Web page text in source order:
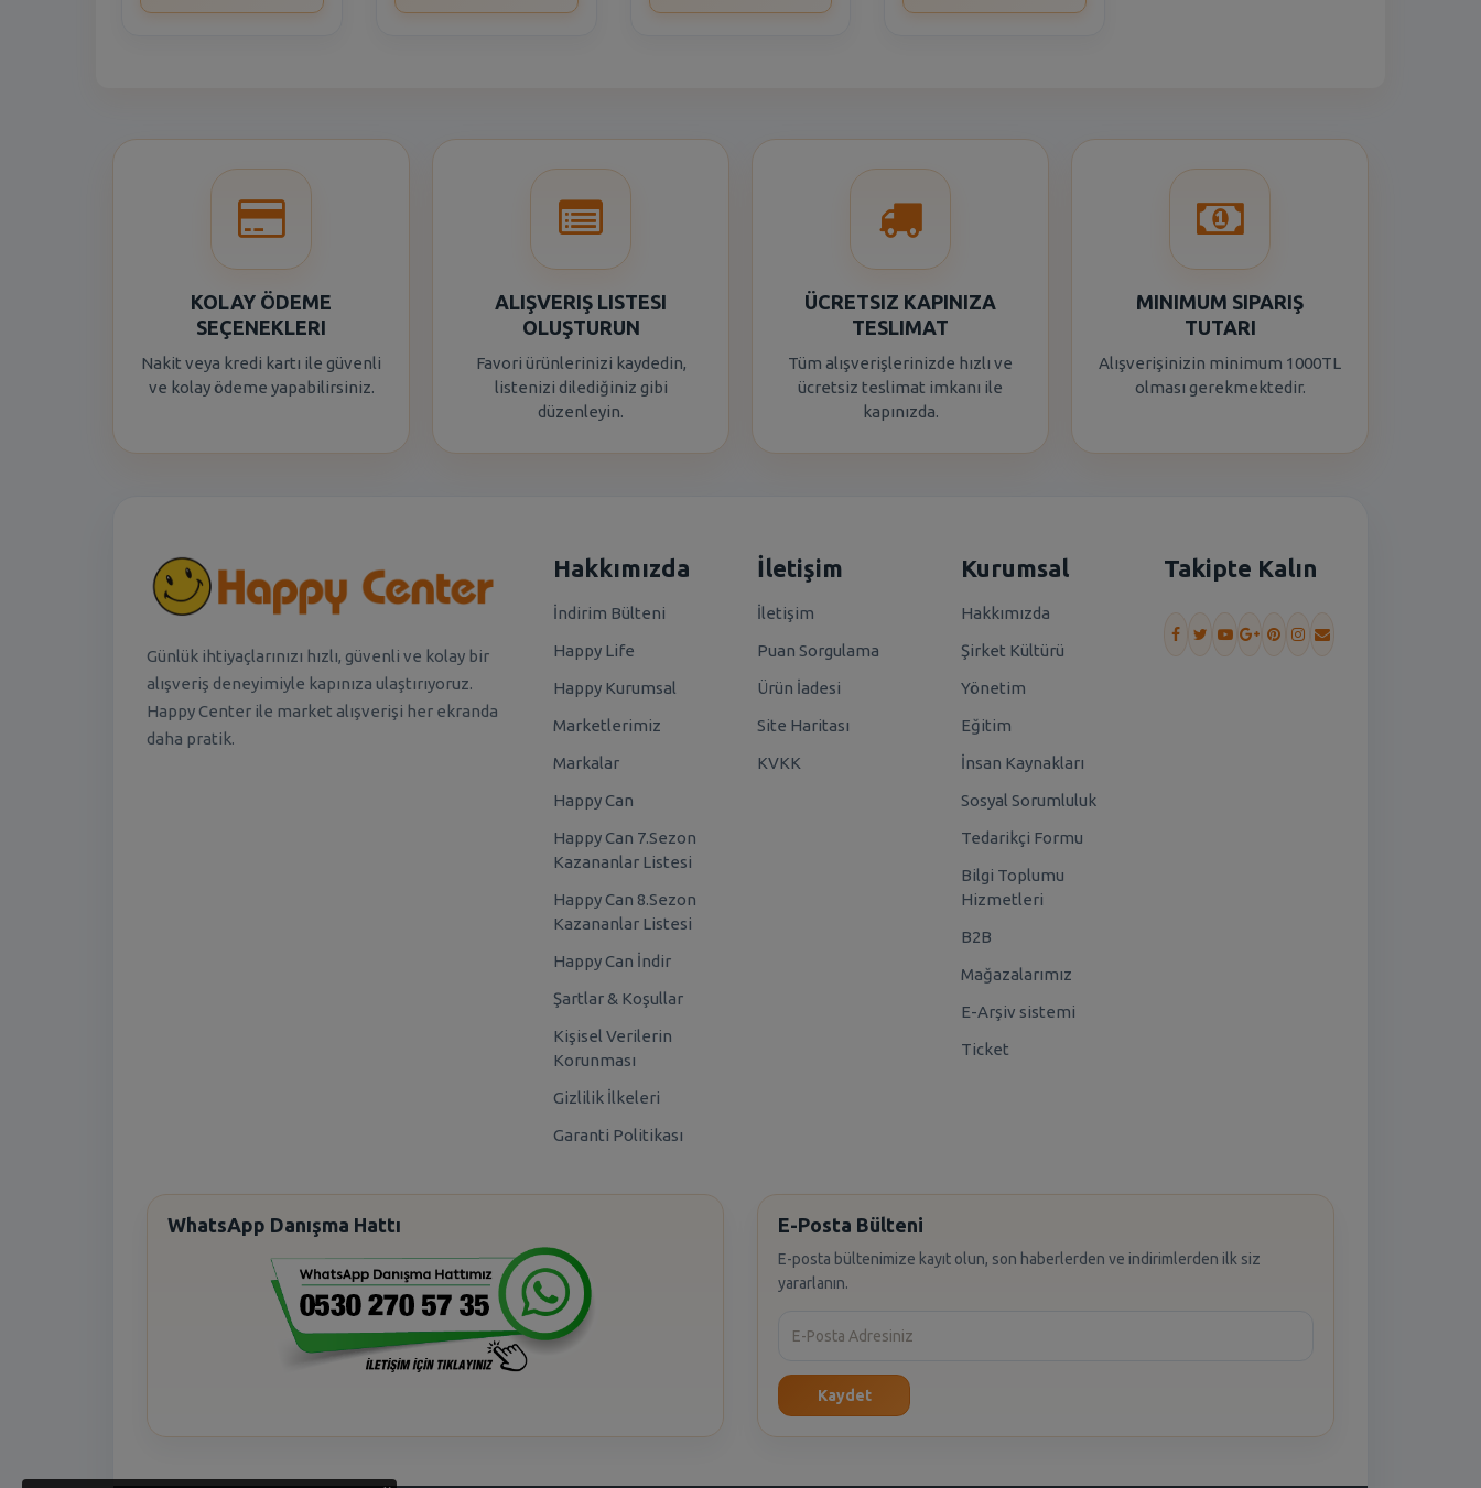
KOLAY ÖDEME
SEÇENEKLERI
Nakit veya kredi kartı ile güvenli
ve kolay ödeme yapabilirsiniz.
ALIŞVERIŞ LISTESI
OLUŞTURUN
Favori ürünlerinizi kaydedin,
listenizi dilediğiniz gibi
düzenleyin.
ÜCRETSIZ KAPINIZA
TESLIMAT
Tüm alışverişlerinizde hızlı ve
ücretsiz teslimat imkanı ile
kapınızda.
MINIMUM SIPARIŞ
TUTARI
Alışverişinizin minimum 1000TL
olması gerekmektedir.
Günlük ihtiyaçlarınızı hızlı, güvenli ve kolay bir
alışveriş deneyimiyle kapınıza ulaştırıyoruz.
Happy Center ile market alışverişi her ekranda
daha pratik.
Hakkımızda
İndirim Bülteni
Happy Life
Happy Kurumsal
Marketlerimiz
Markalar
Happy Can
Happy Can 7.Sezon
Kazananlar Listesi
Happy Can 8.Sezon
Kazananlar Listesi
Happy Can İndir
Şartlar & Koşullar
Kişisel Verilerin
Korunması
Gizlilik İlkeleri
Garanti Politikası
İletişim
İletişim
Puan Sorgulama
Ürün İadesi
Site Haritası
KVKK
Kurumsal
Hakkımızda
Şirket Kültürü
Yönetim
Eğitim
İnsan Kaynakları
Sosyal Sorumluluk
Tedarikçi Formu
Bilgi Toplumu
Hizmetleri
B2B
Mağazalarımız
E-Arşiv sistemi
Ticket
Takipte Kalın
WhatsApp Danışma Hattı E-Posta Bülteni
E-posta bültenimize kayıt olun, son haberlerden ve indirimlerden ilk siz
yararlanın.
Kaydet